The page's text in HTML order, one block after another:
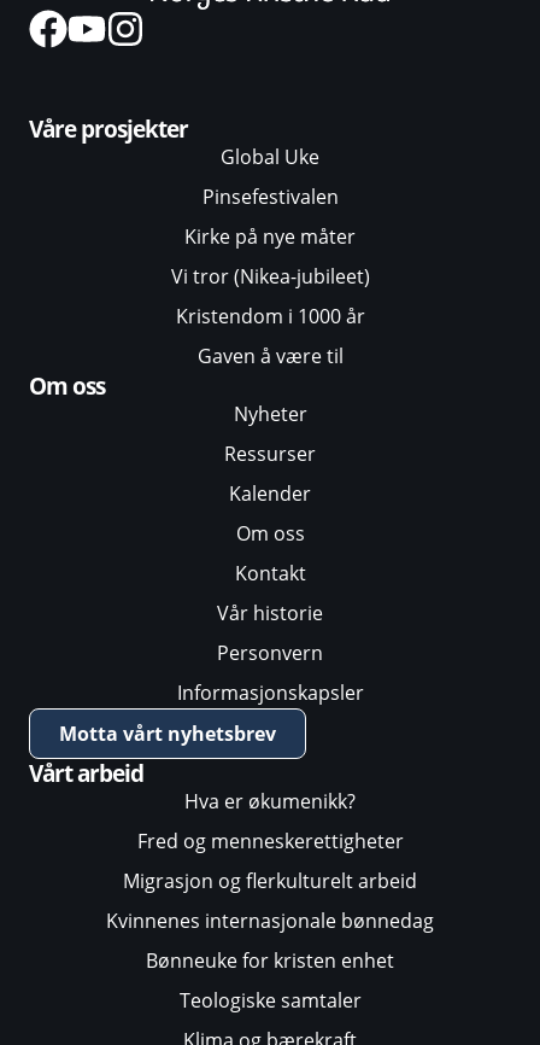
Våre prosjekter
Global Uke
Pinsefestivalen
Kirke på nye måter
Vi tror (Nikea-jubileet)
Kristendom i 1000 år
Gaven å være til
Om oss
Nyheter
Ressurser
Kalender
Om oss
Kontakt
Vår historie
Personvern
Informasjonskapsler
Motta vårt nyhetsbrev
Vårt arbeid
Hva er økumenikk?
Fred og menneskerettigheter
Migrasjon og flerkulturelt arbeid
Kvinnenes internasjonale bønnedag
Bønneuke for kristen enhet
Teologiske samtaler